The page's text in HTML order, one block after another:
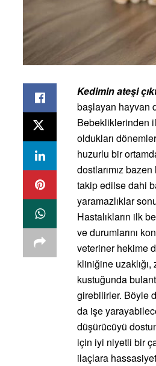
Kedimin ateşi
başlayan hayvan
Bebekliklerinden
oldukları
huzurlu bir
dostlarımız
takip edilse dahi
yaramazlıklar
Hastalıkların ilk
ve durumlarını
veteriner hekime
kliniğine
kustuğunda
girebilirler. Böyle
da işe
düşürücüyü
için iyi niyetli bir
ilaçlara